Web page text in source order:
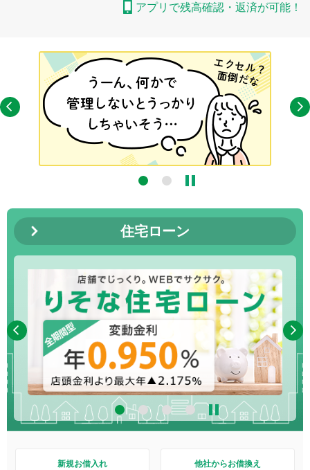
アプリで残高確認・返済が可能！
住宅ローン
新規お借入れ 他社からお借換え